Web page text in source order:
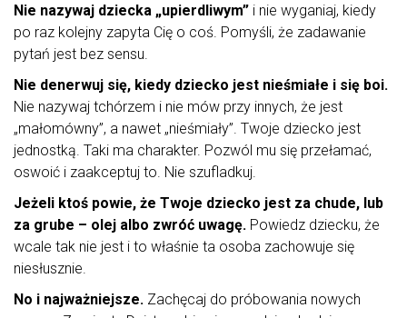
Nie nazywaj dziecka „upierdliwym” i nie wyganiaj, kiedy
po raz kolejny zapyta Cię o coś. Pomyśli, że zadawanie
pytań jest bez sensu.
Nie denerwuj się, kiedy dziecko jest nieśmiałe i się boi.
Nie nazywaj tchórzem i nie mów przy innych, że jest
„małomówny”, a nawet „nieśmiały”. Twoje dziecko jest
jednostką. Taki ma charakter. Pozwól mu się przełamać,
oswoić i zaakceptuj to. Nie szufladkuj.
Jeżeli ktoś powie, że Twoje dziecko jest za chude, lub
za grube – olej albo zwróć uwagę. Powiedz dziecku, że
wcale tak nie jest i to właśnie ta osoba zachowuje się
niesłusznie.
No i najważniejsze. Zachęcaj do próbowania nowych